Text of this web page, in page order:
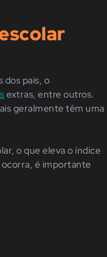
dos pais, o
extras, entre outros.
geralmente têm uma
o que eleva o índice
ocorra, é importante